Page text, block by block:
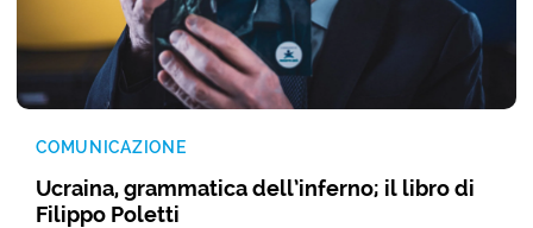
COMUNICAZIONE
Ucraina, grammatica dell’inferno; il libro di
Filippo Poletti